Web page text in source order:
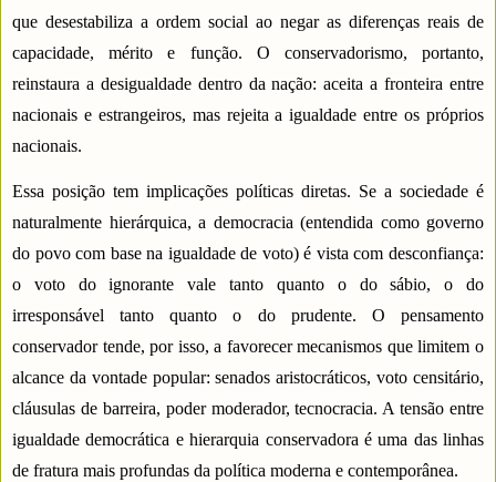
que desestabiliza a ordem social ao negar as diferenças reais de
capacidade, mérito e função. O conservadorismo, portanto,
reinstaura a desigualdade dentro da nação: aceita a fronteira entre
nacionais e estrangeiros, mas rejeita a igualdade entre os próprios
nacionais.
Essa posição tem implicações políticas diretas. Se a sociedade é
naturalmente hierárquica, a democracia (entendida como governo
do povo com base na igualdade de voto) é vista com desconfiança:
o voto do ignorante vale tanto quanto o do sábio, o do
irresponsável tanto quanto o do prudente. O pensamento
conservador tende, por isso, a favorecer mecanismos que limitem o
alcance da vontade popular: senados aristocráticos, voto censitário,
cláusulas de barreira, poder moderador, tecnocracia. A tensão entre
igualdade democrática e hierarquia conservadora é uma das linhas
de fratura mais profundas da política moderna e contemporânea.